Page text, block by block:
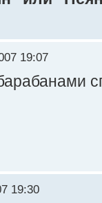
19:07
19:30